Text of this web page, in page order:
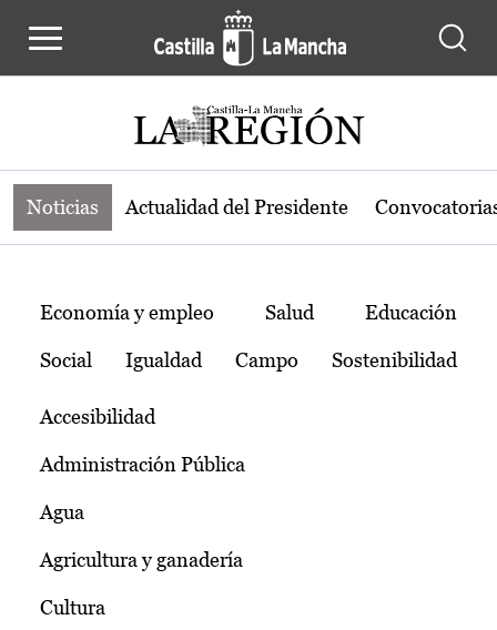
Noticias de la región de Castilla-La
Noticias Actualidad del Presidente
Temas
Economía y empleo Salud Educación
Social Igualdad Campo Sostenibilidad
Accesibilidad
Administración Pública
Agua
Agricultura y ganadería
Cultura